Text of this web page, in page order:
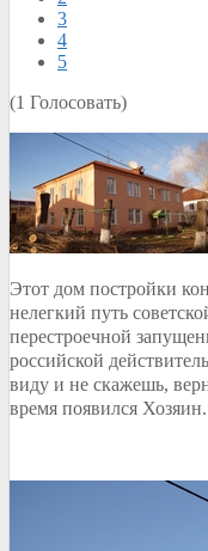
3
4
5
(1 Голосовать)
Этот дом постройки
нелегкий путь
перестроечной
российской
виду и не скажешь,
время появился